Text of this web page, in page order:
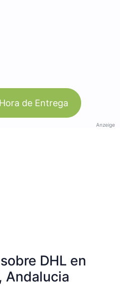
de Entrega
Anzeige
DHL en
Andalucia